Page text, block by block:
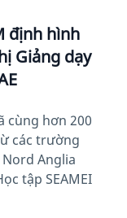
định hình
Giảng dạy
cùng hơn 200
các trường
Anglia
tập SEAMEI